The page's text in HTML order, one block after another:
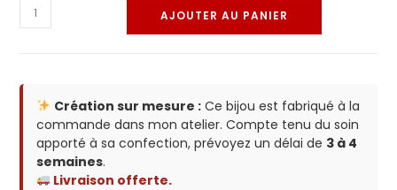
AJOUTER AU PANIER
Création sur mesure : Ce bijou est fabriqué à la
commande dans mon atelier. Compte tenu du soin
apporté à sa confection, prévoyez un délai de 3 à 4
semaines.
Livraison offerte.